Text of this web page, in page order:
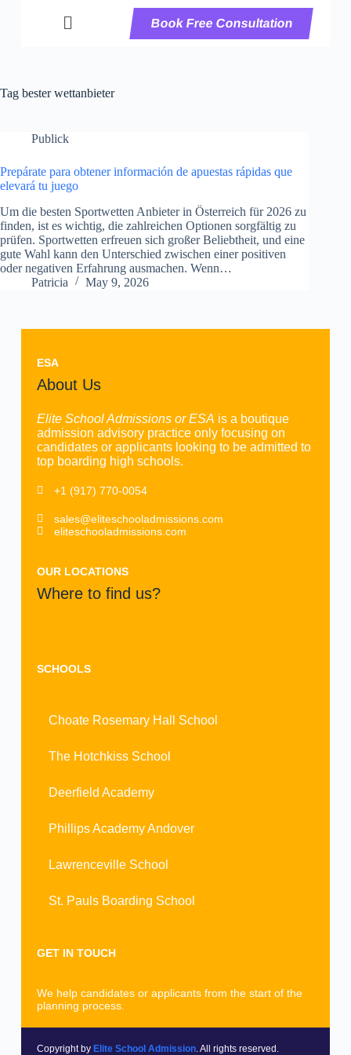
Book Free Consultation
Tag bester wettanbieter
Publick
Prepárate para obtener información de apuestas rápidas que
elevará tu juego
Um die besten Sportwetten Anbieter in Österreich für 2026 zu
finden, ist es wichtig, die zahlreichen Optionen sorgfältig zu
prüfen. Sportwetten erfreuen sich großer Beliebtheit, und eine
gute Wahl kann den Unterschied zwischen einer positiven
oder negativen Erfahrung ausmachen. Wenn…
Patricia
May 9, 2026
ESA
About Us
Elite School Admissions or ESA is a boutique
admission advisory practice only focusing on
candidates or applicants looking to be admitted to
top boarding high schools.
+1 (917) 770-0054
sales@eliteschooladmissions.com
eliteschooladmissions.com
OUR LOCATIONS
Where to find us?
SCHOOLS
Choate Rosemary Hall School
The Hotchkiss School
Deerfield Academy
Phillips Academy Andover
Lawrenceville School
St. Pauls Boarding School
GET IN TOUCH
We help candidates or applicants from the start of the
planning process.
Copyright by Elite School Admission. All rights reserved.